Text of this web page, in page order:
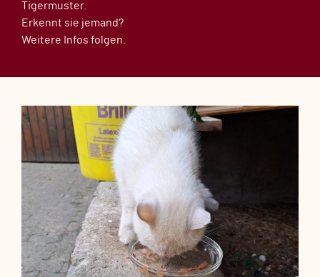
Tigermuster.
Erkennt sie jemand?
Weitere Infos folgen.